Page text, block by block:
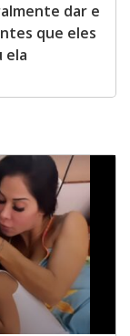
dar e
que eles
ela